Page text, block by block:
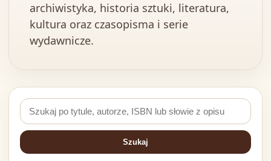
archiwistyka, historia sztuki, literatura,
kultura oraz czasopisma i serie
wydawnicze.
Szukaj